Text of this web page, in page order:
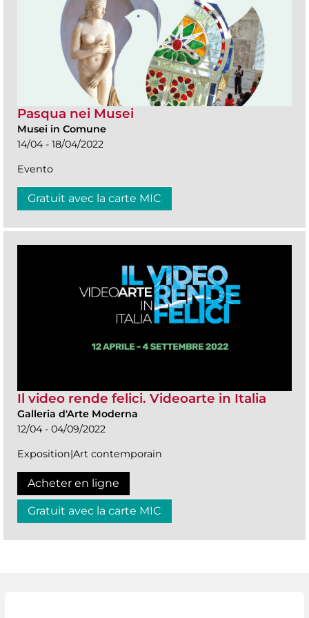
Pasqua nei Musei
Musei in Comune
14/04 - 18/04/2022
Evento
Gratuit avec la carte MIC
Il video rende felici. Videoarte in Italia
Galleria d'Arte Moderna
12/04 - 04/09/2022
Exposition|Art contemporain
Acheter en ligne
Gratuit avec la carte MIC